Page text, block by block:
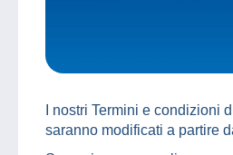
I nostri Termini e condizioni
saranno modificati a partire